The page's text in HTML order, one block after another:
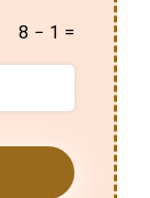
8 − 1 =